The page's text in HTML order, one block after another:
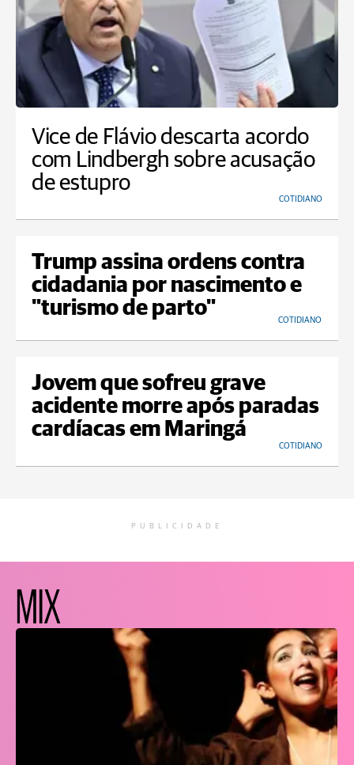
Vice de Flávio descarta acordo
com Lindbergh sobre acusação
de estupro
COTIDIANO
Trump assina ordens contra
cidadania por nascimento e
"turismo de parto"
COTIDIANO
Jovem que sofreu grave
acidente morre após paradas
cardíacas em Maringá
COTIDIANO
PUBLICIDADE
MIX